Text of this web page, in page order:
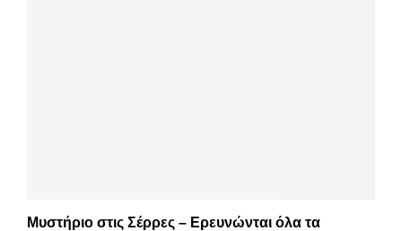
Μυστήριο στις Σέρρες – Ερευνώνται όλα τα